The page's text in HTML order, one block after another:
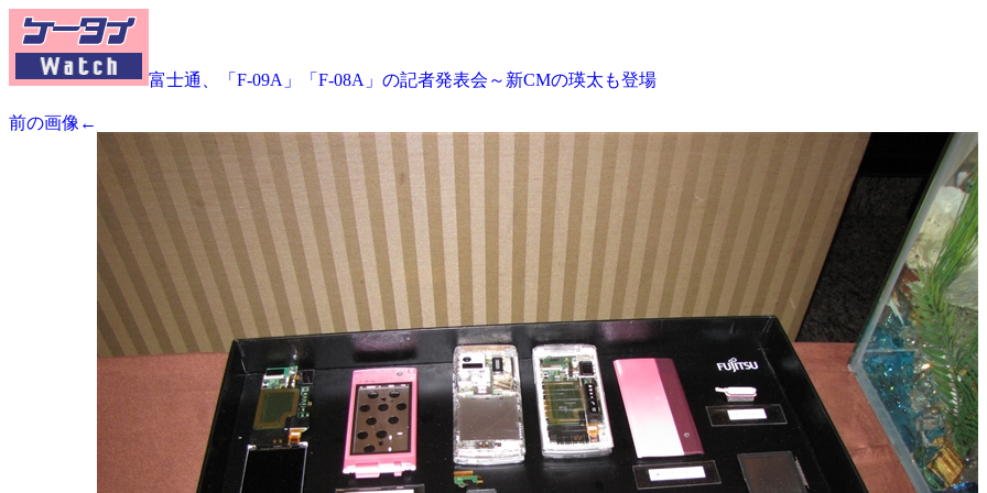
富士通、「F-09A」「F-08A」の記者発表会～新CMの瑛太も登場
前の画像←